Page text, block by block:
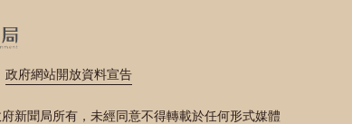
政府網站開放資料宣告
新聞局所有，未經同意不得轉載於任何形式媒體